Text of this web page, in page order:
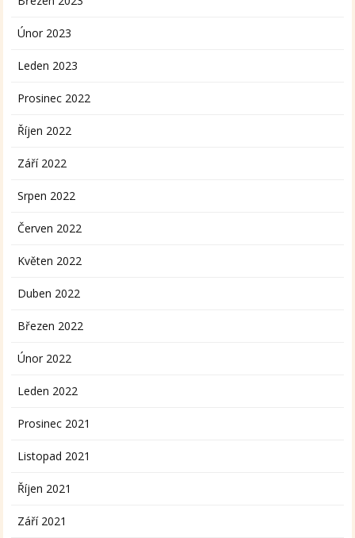
Únor 2023
Leden 2023
Prosinec 2022
Říjen 2022
Září 2022
Srpen 2022
Červen 2022
Květen 2022
Duben 2022
Březen 2022
Únor 2022
Leden 2022
Prosinec 2021
Listopad 2021
Říjen 2021
Září 2021